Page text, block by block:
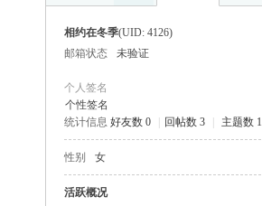
相约在冬季(UID: 4126)
邮箱状态
未验证
个人签名
个性签名
统计信息 好友数 0 回帖数 3 主题数 1
性别 女
活跃概况